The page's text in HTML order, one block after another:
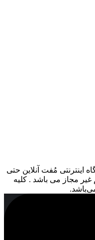
مُفت آنلاین حتی
غیر مجاز می باشد . کلیه